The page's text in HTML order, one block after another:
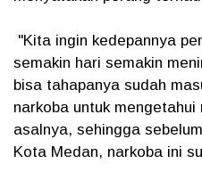
"Kita ingin kedepannya
semakin hari semakin
bisa tahapanya sudah
narkoba untuk
asalnya, sehingga
Kota Medan, narkoba ini